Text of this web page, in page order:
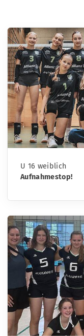
U 16 weiblich
Aufnahmestop!